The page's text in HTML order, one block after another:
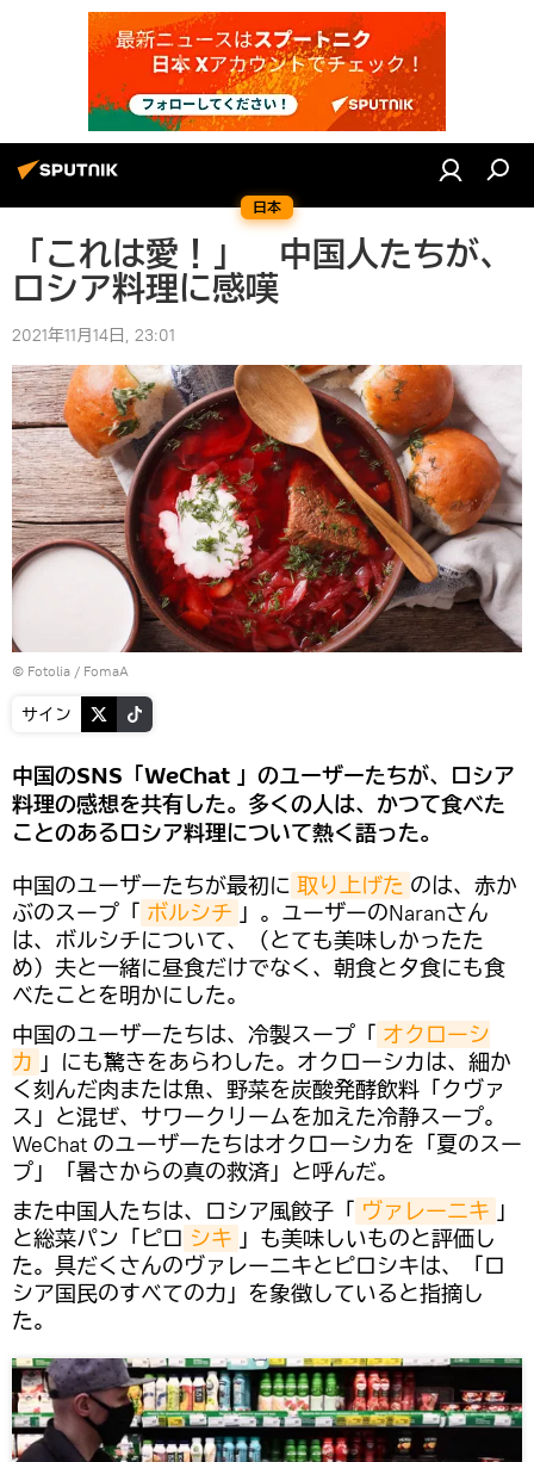
日本
「これは愛！」 中国人たちが、
ロシア料理に感嘆
2021年11月14日, 23:01
© Fotolia / FomaA
サイン
中国のSNS「WeChat 」のユーザーたちが、ロシア
料理の感想を共有した。多くの人は、かつて食べた
ことのあるロシア料理について熱く語った。
中国のユーザーたちが最初に 取り上げた のは、赤か
ぶのスープ「 ボルシチ 」。ユーザーのNaranさん
は、ボルシチについて、（とても美味しかったた
め）夫と一緒に昼食だけでなく、朝食と夕食にも食
べたことを明かにした。
中国のユーザーたちは、冷製スープ「 オクローシ
カ 」にも驚きをあらわした。オクローシカは、細か
く刻んだ肉または魚、野菜を炭酸発酵飲料「クヴァ
ス」と混ぜ、サワークリームを加えた冷静スープ。
WeChat のユーザーたちはオクローシカを「夏のスー
プ」「暑さからの真の救済」と呼んだ。
また中国人たちは、ロシア風餃子「 ヴァレーニキ 」
と総菜パン「ピロ シキ 」も美味しいものと評価し
た。具だくさんのヴァレーニキとピロシキは、「ロ
シア国民のすべての力」を象徴していると指摘し
た。